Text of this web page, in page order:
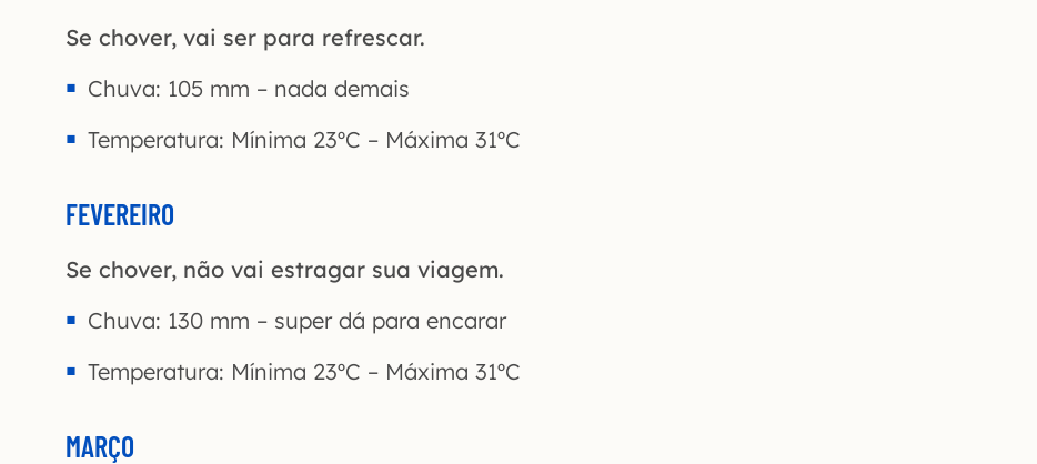
Se chover, vai ser para refrescar.
Chuva: 105 mm – nada demais
Temperatura: Mínima 23ºC – Máxima 31ºC
FEVEREIRO
Se chover, não vai estragar sua viagem.
Chuva: 130 mm – super dá para encarar
Temperatura: Mínima 23ºC – Máxima 31ºC
MARÇO